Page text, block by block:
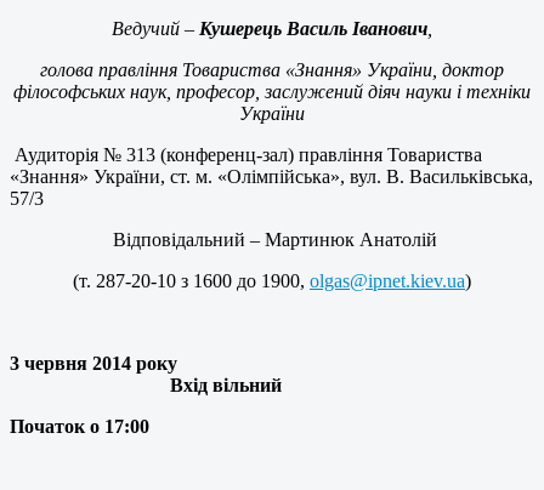
Ведучий – Кушерець Василь Іванович
голова правління Товариства «Знання» України, доктор
філософських наук, професор, заслужений діяч науки і техніки
України
Аудиторія № 313 (конференц-зал) правління Товариства
«Знання» України, ст. м. «Олімпійська», вул. В. Васильківська,
57/3
Відповідальний – Мартинюк Анатолій
(т. 287-20-10 з 1600 до 1900, olgas@ipnet.kiev.ua)
3 червня 2014 року
Вхід вільний
Початок о 17:00